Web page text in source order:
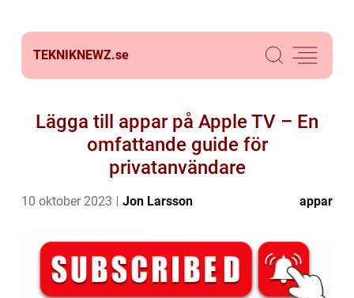
TEKNIKNEWZ.se
Lägga till appar på Apple TV – En
omfattande guide för
privatanvändare
10 oktober 2023 Jon Larsson appar